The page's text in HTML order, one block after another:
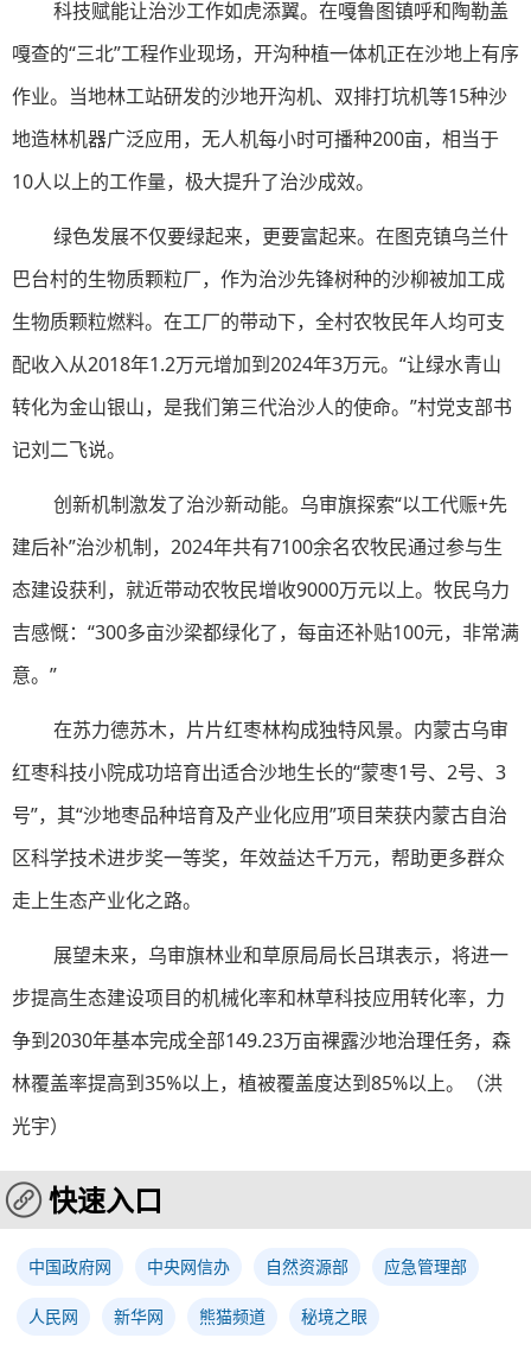
科技赋能让治沙工作如虎添翼。在嘎鲁图镇呼和陶勒盖
嘎查的“三北”工程作业现场，开沟种植一体机正在沙地上有序
作业。当地林工站研发的沙地开沟机、双排打坑机等15种沙
地造林机器广泛应用，无人机每小时可播种200亩，相当于
10人以上的工作量，极大提升了治沙成效。
绿色发展不仅要绿起来，更要富起来。在图克镇乌兰什
巴台村的生物质颗粒厂，作为治沙先锋树种的沙柳被加工成
生物质颗粒燃料。在工厂的带动下，全村农牧民年人均可支
配收入从2018年1.2万元增加到2024年3万元。“让绿水青山
转化为金山银山，是我们第三代治沙人的使命。”村党支部书
记刘二飞说。
创新机制激发了治沙新动能。乌审旗探索“以工代赈+先
建后补”治沙机制，2024年共有7100余名农牧民通过参与生
态建设获利，就近带动农牧民增收9000万元以上。牧民乌力
吉感慨：“300多亩沙梁都绿化了，每亩还补贴100元，非常满
意。”
在苏力德苏木，片片红枣林构成独特风景。内蒙古乌审
红枣科技小院成功培育出适合沙地生长的“蒙枣1号、2号、3
号”，其“沙地枣品种培育及产业化应用”项目荣获内蒙古自治
区科学技术进步奖一等奖，年效益达千万元，帮助更多群众
走上生态产业化之路。
展望未来，乌审旗林业和草原局局长吕琪表示，将进一
步提高生态建设项目的机械化率和林草科技应用转化率，力
争到2030年基本完成全部149.23万亩裸露沙地治理任务，森
林覆盖率提高到35%以上，植被覆盖度达到85%以上。（洪
光宇）
快速入口
中国政府网 中央网信办 自然资源部 应急管理部
人民网 新华网 熊猫频道 秘境之眼